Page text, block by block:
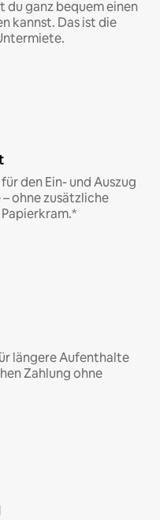
ganz bequem einen
kannst. Das ist die
den Ein- und Auszug
ohne zusätzliche
längere Aufenthalte
Zahlung ohne